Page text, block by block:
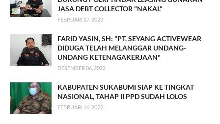
JASA DEBT COLLECTOR "NAKAL"
FEBRUARI 27, 2023
FARID YASIN, SH: "PT. SEYANG ACTIVEWEAR
DIDUGA TELAH MELANGGAR UNDANG-
UNDANG KETENAGAKERJAAN"
DESEMBER 06, 2022
KABUPATEN SUKABUMI SIAP KE TINGKAT
NASIONAL, TAHAP II PPD SUDAH LOLOS
FEBRUARI 16, 2022